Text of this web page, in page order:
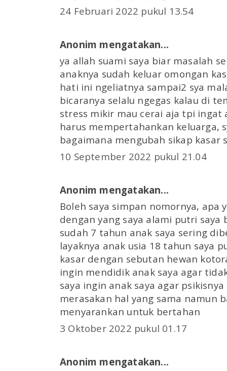
24 Februari 2022 pukul 13.54
Anonim mengatakan...
ya allah suami saya biar masalah
anaknya sudah keluar omongan
hati ini ngeliatnya sampai2 sya
bicaranya selalu ngegas kalau di
stress mikir mau cerai aja tpi ingat
harus mempertahankan keluarga,
bagaimana mengubah sikap kasar
10 September 2022 pukul 21.04
Anonim mengatakan...
Boleh saya simpan nomornya, apa
dengan yang saya alami putri
sudah 7 tahun anak saya sering
layaknya anak usia 18 tahun saya
kasar dengan sebutan hewan
ingin mendidik anak saya agar
saya ingin anak saya agar
merasakan hal yang sama namun
menyarankan untuk bertahan
3 Oktober 2022 pukul 01.17
Anonim mengatakan...